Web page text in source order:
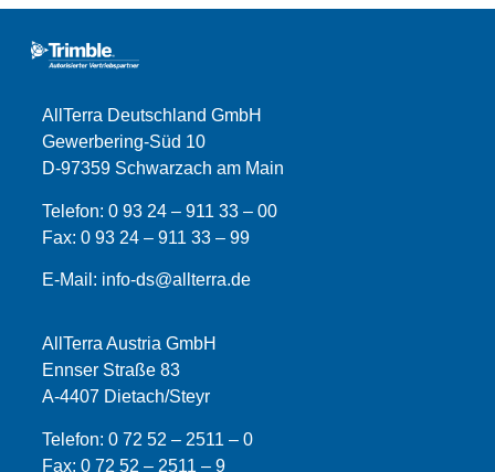
AllTerra Deutschland GmbH
Gewerbering-Süd 10
D-97359 Schwarzach am Main
Telefon:0 93 24 – 911 33 – 00
Fax:0 93 24 – 911 33 –99
E-Mail: info-ds@allterra.de
AllTerra Austria GmbH
Ennser Straße 83
A-4407 Dietach/Steyr
Telefon:0 72 52 – 2511 – 0
Fax:0 72 52 – 2511 – 9